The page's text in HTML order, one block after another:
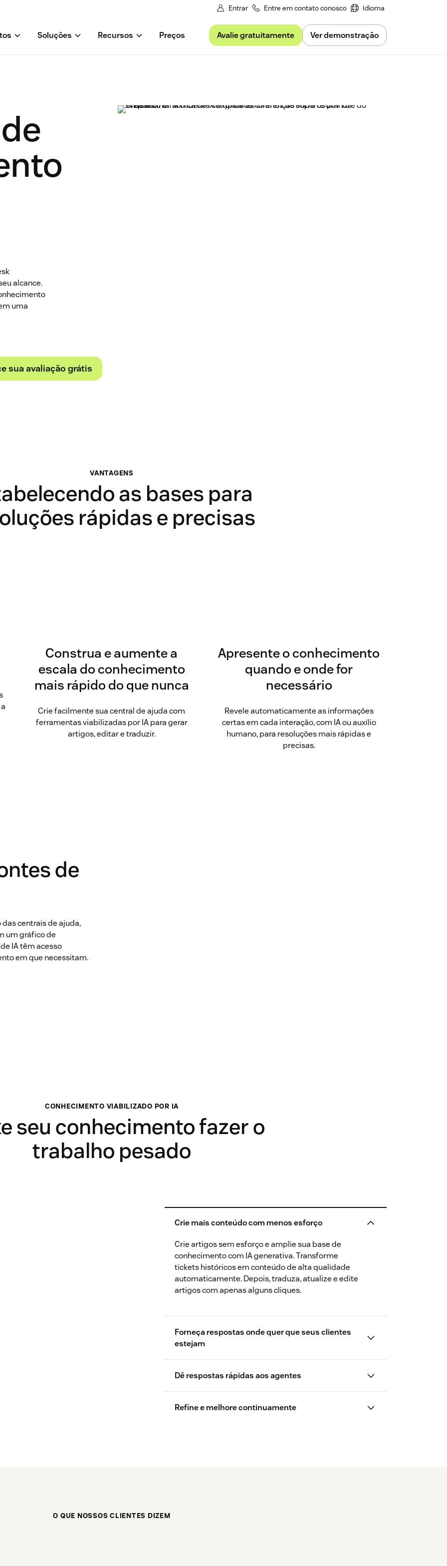
Entrar Entre em contato conosco Idioma
Soluções Recursos Preços Avalie gratuitamente Ver demonstração
alcance.
uma
sua avaliação grátis
VANTAGENS
as bases para
rápidas e precisas
Construa e aumente a
escala do conhecimento
mais rápido do que nunca
Crie facilmente sua central de ajuda com
ferramentas viabilizadas por IA para gerar
artigos, editar e traduzir.
Apresente o conhecimento
quando e onde for
necessário
Revele automaticamente as informações
certas em cada interação, com IA ou auxílio
humano, para resoluções mais rápidas e
precisas.
de
centrais de ajuda,
um gráfico de
IA têm acesso
em que necessitam.
CONHECIMENTO VIABILIZADO POR IA
seu conhecimento fazer o
trabalho pesado
Crie mais conteúdo com menos esforço
Crie artigos sem esforço e amplie sua base de
conhecimento com IA generativa. Transforme
tickets históricos em conteúdo de alta qualidade
automaticamente. Depois, traduza, atualize e edite
artigos com apenas alguns cliques.
Forneça respostas onde quer que seus clientes
estejam
agentes de IA
Dê respostas rápidas aos agentes
Refine e melhore continuamente
O QUE NOSSOS CLIENTES DIZEM